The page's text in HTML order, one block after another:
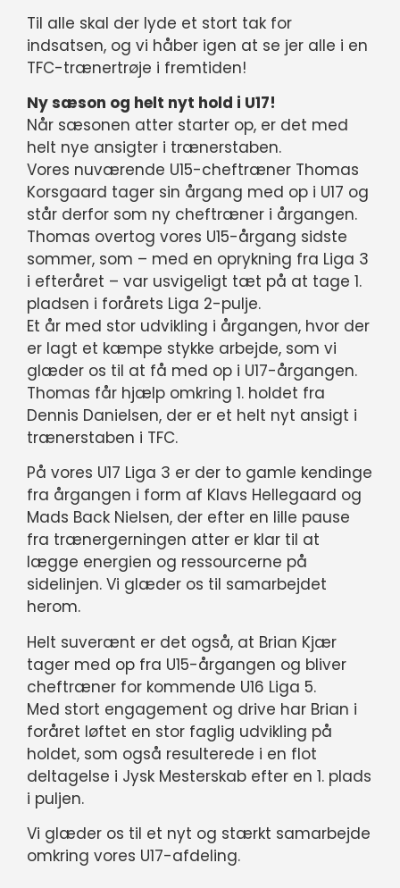
Til alle skal der lyde et stort tak for
indsatsen, og vi håber igen at se jer alle i en
TFC-trænertrøje i fremtiden!
Ny sæson og helt nyt hold i U17!
Når sæsonen atter starter op, er det med
helt nye ansigter i trænerstaben.
Vores nuværende U15-cheftræner Thomas
Korsgaard tager sin årgang med op i U17 og
står derfor som ny cheftræner i årgangen.
Thomas overtog vores U15-årgang sidste
sommer, som – med en oprykning fra Liga 3
i efteråret – var usvigeligt tæt på at tage 1.
pladsen i forårets Liga 2-pulje.
Et år med stor udvikling i årgangen, hvor der
er lagt et kæmpe stykke arbejde, som vi
glæder os til at få med op i U17-årgangen.
Thomas får hjælp omkring 1. holdet fra
Dennis Danielsen, der er et helt nyt ansigt i
trænerstaben i TFC.
På vores U17 Liga 3 er der to gamle kendinge
fra årgangen i form af Klavs Hellegaard og
Mads Back Nielsen, der efter en lille pause
fra trænergerningen atter er klar til at
lægge energien og ressourcerne på
sidelinjen. Vi glæder os til samarbejdet
herom.
Helt suverænt er det også, at Brian Kjær
tager med op fra U15-årgangen og bliver
cheftræner for kommende U16 Liga 5.
Med stort engagement og drive har Brian i
foråret løftet en stor faglig udvikling på
holdet, som også resulterede i en flot
deltagelse i Jysk Mesterskab efter en 1. plads
i puljen.
Vi glæder os til et nyt og stærkt samarbejde
omkring vores U17-afdeling.